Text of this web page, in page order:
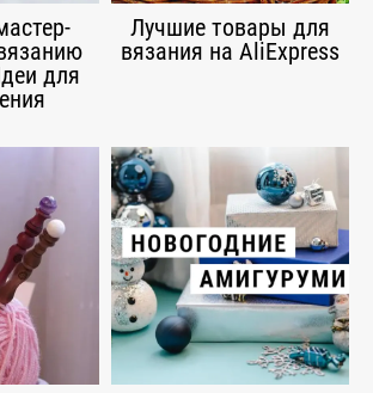
для
Лучшие товары для
вязания на AliExpress